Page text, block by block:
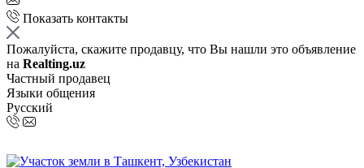
Показать контакты
Пожалуйста, скажите продавцу, что Вы нашли это объявление
на Realting.uz
Частный продавец
Языки общения
Русский